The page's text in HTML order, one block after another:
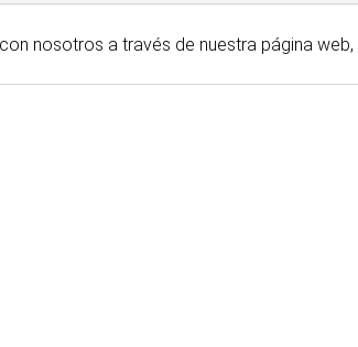
nosotros a través de nuestra página web,